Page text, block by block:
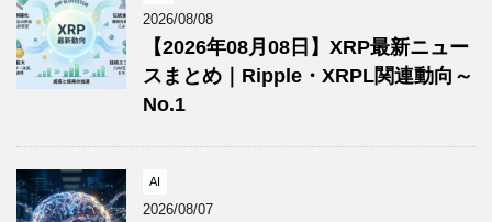
2026/08/08
【2026年08月08日】XRP最新ニュー
スまとめ｜Ripple・XRPL関連動向～
No.1
AI
2026/08/07